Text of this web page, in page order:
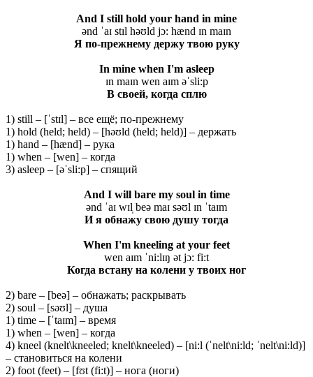
And I still hold your hand in mine
ənd ˈaɪ stɪl həʊld jɔ: hænd ɪn maɪn
Я по-прежнему держу твою руку
In mine when I'm asleep
ɪn maɪn wen aɪm əˈsli:p
В своей, когда сплю
1) still – [ˈstɪl] – все ещё; по-прежнему
1) hold (held; held) – [həʊld (held; held)] – держать
1) hand – [hænd] – рука
1) when – [wen] – когда
3) asleep – [əˈsli:p] – спящий
And I will bare my soul in time
ənd ˈaɪ wɪl̩ beə maɪ səʊl ɪn ˈtaɪm
И я обнажу свою душу тогда
When I'm kneeling at your feet
wen aɪm ˈni:lɪŋ ət jɔ: fi:t
Когда встану на колени у твоих ног
2) bare – [beə] – обнажать; раскрывать
2) soul – [səʊl] – душа
1) time – [ˈtaɪm] – время
1) when – [wen] – когда
4) kneel (knelt\kneeled; knelt\kneeled) – [ni:l (ˈnelt\ni:ld; ˈnelt\ni:ld)]
– становиться на колени
2) foot (feet) – [fʊt (fi:t)] – нога (ноги)